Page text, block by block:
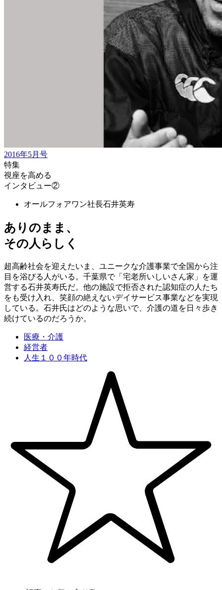
2016年5月号
特集
視座を高める
インタビュー②
オールフォアワン社長石井英寿
ありのまま、
その人らしく
超高齢社会を迎えたいま、ユニークな介護事業で全国から注
目を浴びる人がいる。千葉県で「宅老所いしいさん家」を運
営する石井英寿氏だ。他の施設で拒否された認知症の人たち
をも受け入れ、笑顔の絶えないデイサービス事業などを実現
している。石井氏はどのような思いで、介護の道を日々歩き
続けているのだろうか。
医療・介護
経営者
人生１００年時代